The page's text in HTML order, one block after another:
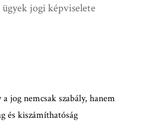
jogi képviselete
jog nemcsak szabály, hanem
és kiszámíthatóság